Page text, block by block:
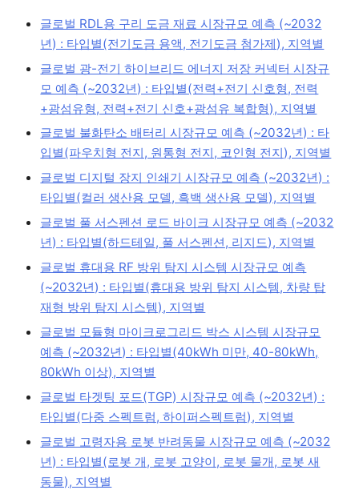
글로벌 RDL용 구리 도금 재료 시장규모 예측 (~2032
년) : 타입별(전기도금 용액, 전기도금 첨가제), 지역별
글로벌 광-전기 하이브리드 에너지 저장 커넥터 시장규
모 예측 (~2032년) : 타입별(전력+전기 신호형, 전력
+광섬유형, 전력+전기 신호+광섬유 복합형), 지역별
글로벌 불화탄소 배터리 시장규모 예측 (~2032년) : 타
입별(파우치형 전지, 원통형 전지, 코인형 전지), 지역별
글로벌 디지털 장지 인쇄기 시장규모 예측 (~2032년) :
타입별(컬러 생산용 모델, 흑백 생산용 모델), 지역별
글로벌 풀 서스펜션 로드 바이크 시장규모 예측 (~2032
년) : 타입별(하드테일, 풀 서스펜션, 리지드), 지역별
글로벌 휴대용 RF 방위 탐지 시스템 시장규모 예측
(~2032년) : 타입별(휴대용 방위 탐지 시스템, 차량 탑
재형 방위 탐지 시스템), 지역별
글로벌 모듈형 마이크로그리드 박스 시스템 시장규모
예측 (~2032년) : 타입별(40kWh 미만, 40-80kWh,
80kWh 이상), 지역별
글로벌 타겟팅 포드(TGP) 시장규모 예측 (~2032년) :
타입별(다중 스펙트럼, 하이퍼스펙트럼), 지역별
글로벌 고령자용 로봇 반려동물 시장규모 예측 (~2032
년) : 타입별(로봇 개, 로봇 고양이, 로봇 물개, 로봇 새
동물), 지역별